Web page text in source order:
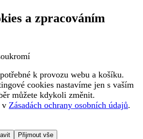
a zpracováním
k provozu webu a košíku.
cookies nastavíme jen s vaším
můžete kdykoli změnit.
v Zásadách ochrany osobních údajů.
Přijmout vše